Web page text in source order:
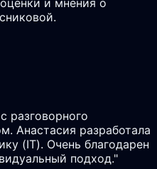
разговорного
Анастасия разработала
(IT). Очень благодарен
подход."